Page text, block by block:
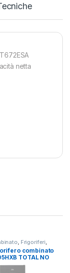
netta
Frigoriferi
combinato
TOTAL NO